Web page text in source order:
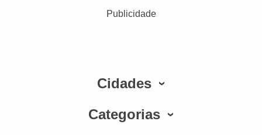
Publicidade
Cidades
Categorias